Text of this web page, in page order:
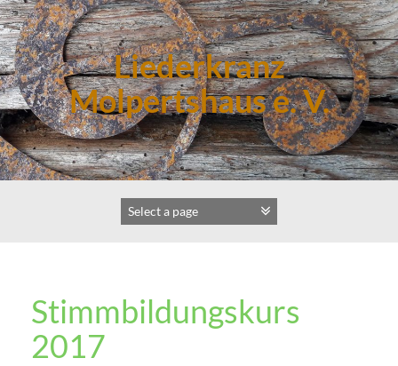
Zum
Inhalt
springen
Liederkranz
Molpertshaus e. V.
Stimmbildungskurs
2017